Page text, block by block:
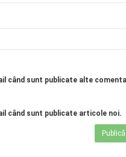
când sunt publicate alte
când sunt publicate articole noi.